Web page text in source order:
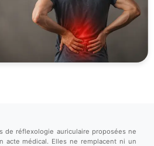
de réflexologie auriculaire proposées ne
acte médical. Elles ne remplacent ni un